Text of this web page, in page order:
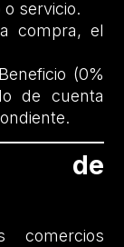
servicio.
compra, el
(0%
de cuenta
de